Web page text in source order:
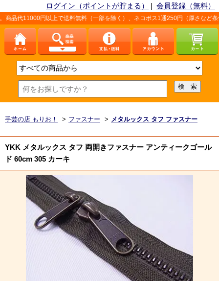
ログイン（ポイントが貯まる） | 会員登録（無料）
で送料無料（一部を除く）、ネコポス1通250円（厚さなど条件あり）。詳し
手芸の店 もりお！ > ファスナー > メタルックス タフ ファスナー
YKK メタルックス タフ 両開きファスナー アンティークゴール
ド 60cm 305 カーキ